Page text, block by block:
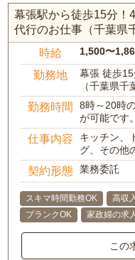
幕張駅から徒歩15分！
代行のお仕事（千葉県
時給 1,500〜
勤務地
幕張 徒歩
（千葉県千
勤務時間
8時～20時
が可能です
仕事内容
キッチン、
グ、その他
契約形態 業務委託
スキマ時間勤務OK 高収
ブランクOK
家政婦の求
この